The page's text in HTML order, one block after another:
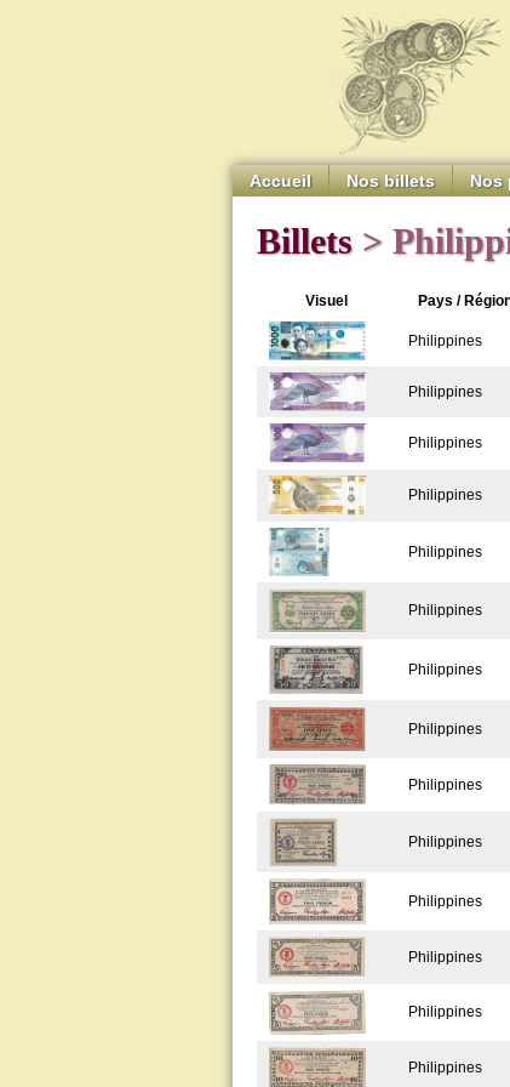
Accueil Nos billets Nos
Billets >
Visuel Pays /
Philippines
Philippines
Philippines
Philippines
Philippines
Philippines
Philippines
Philippines
Philippines
Philippines
Philippines
Philippines
Philippines
Philippines